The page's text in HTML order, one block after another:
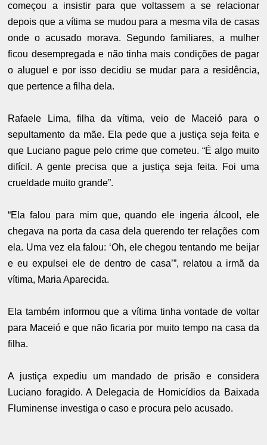
começou a insistir para que voltassem a se relacionar
depois que a vítima se mudou para a mesma vila de casas
onde o acusado morava. Segundo familiares, a mulher
ficou desempregada e não tinha mais condições de pagar
o aluguel e por isso decidiu se mudar para a residência,
que pertence a filha dela.
Rafaele Lima, filha da vítima, veio de Maceió para o
sepultamento da mãe. Ela pede que a justiça seja feita e
que Luciano pague pelo crime que cometeu. “É algo muito
difícil. A gente precisa que a justiça seja feita. Foi uma
crueldade muito grande”.
“Ela falou para mim que, quando ele ingeria álcool, ele
chegava na porta da casa dela querendo ter relações com
ela. Uma vez ela falou: ‘Oh, ele chegou tentando me beijar
e eu expulsei ele de dentro de casa’”, relatou a irmã da
vítima, Maria Aparecida.
Ela também informou que a vítima tinha vontade de voltar
para Maceió e que não ficaria por muito tempo na casa da
filha.
A justiça expediu um mandado de prisão e considera
Luciano foragido. A Delegacia de Homicídios da Baixada
Fluminense investiga o caso e procura pelo acusado.